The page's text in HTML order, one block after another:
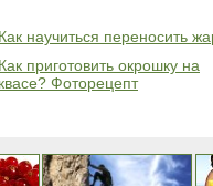
Как научиться переносить
Как приготовить окрошку на
квасе? Фоторецепт